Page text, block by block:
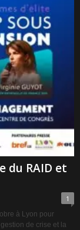
du RAID et
1
à Lyon pour
de crise et la